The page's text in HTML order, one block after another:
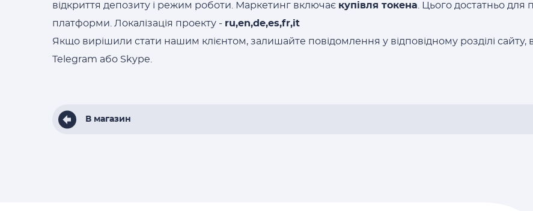
відкриття депозиту і режим роботи. Маркетинг включає купівля токена . Цього достатньо для
платформи. Локалізація проекту - ru,en,de,es,fr,it
Якщо вирішили стати нашим клієнтом, залишайте повідомлення у відповідному розділі
Telegram або Skype.
В магазин